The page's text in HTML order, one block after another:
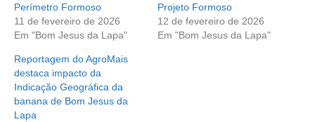
Perímetro Formoso
11 de fevereiro de 2026
Em "Bom Jesus da Lapa"
Projeto Formoso
12 de fevereiro de 2026
Em "Bom Jesus da Lapa"
Reportagem do AgroMais
destaca impacto da
Indicação Geográfica da
banana de Bom Jesus da
Lapa